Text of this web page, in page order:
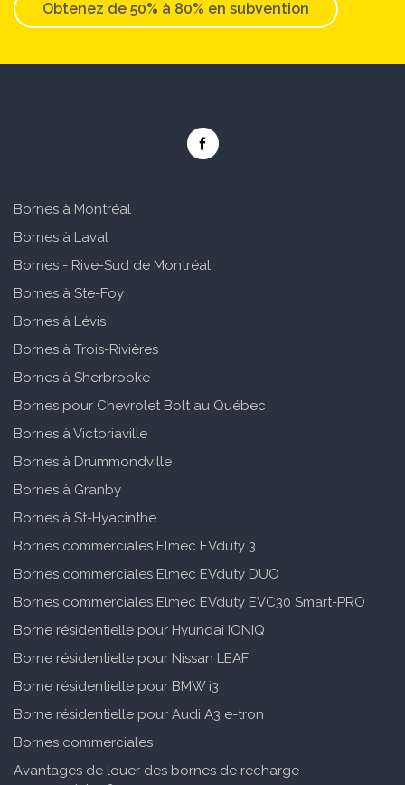
Obtenez de 50% à 80% en subvention
Bornes à Montréal
Bornes à Laval
Bornes - Rive-Sud de Montréal
Bornes à Ste-Foy
Bornes à Lévis
Bornes à Trois-Rivières
Bornes à Sherbrooke
Bornes pour Chevrolet Bolt au Québec
Bornes à Victoriaville
Bornes à Drummondville
Bornes à Granby
Bornes à St-Hyacinthe
Bornes commerciales Elmec EVduty 3
Bornes commerciales Elmec EVduty DUO
Bornes commerciales Elmec EVduty EVC30 Smart-PRO
Borne résidentielle pour Hyundai IONIQ
Borne résidentielle pour Nissan LEAF
Borne résidentielle pour BMW i3
Borne résidentielle pour Audi A3 e-tron
Bornes commerciales
Avantages de louer des bornes de recharge